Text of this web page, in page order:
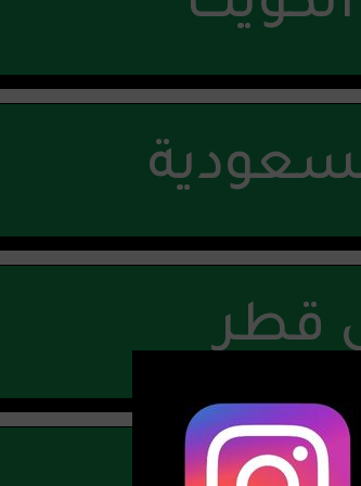
قطر